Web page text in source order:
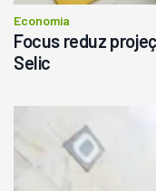
Economia
Focus reduz
Selic